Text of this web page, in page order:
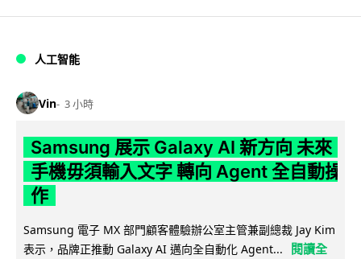
人工智能
Vin 3 小時
Samsung 展示 Galaxy AI 新方向 未來
手機毋須輸入文字 轉向 Agent 全自動操
作
Samsung 電子 MX 部門顧客體驗辦公室主管兼副總裁 Jay Kim
表示，品牌正推動 Galaxy AI 邁向全自動化 Agent...
閱讀全